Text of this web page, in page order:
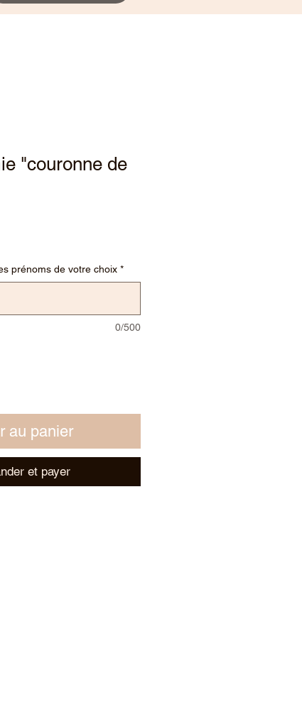
"couronne de
prénoms de votre choix *
0/500
au panier
et payer